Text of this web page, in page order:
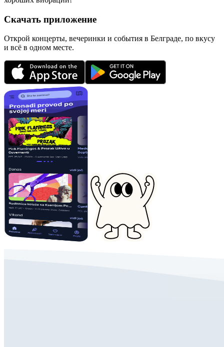
Скачать приложение
Открой концерты, вечеринки и события в Белграде, по вкусу
и всё в одном месте.